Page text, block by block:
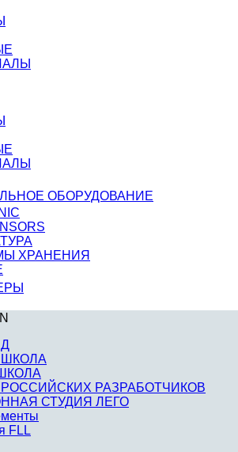
ОБОРУДОВАНИЕ
ХРАНЕНИЯ
РАЗРАБОТЧИКОВ
СТУДИЯ ЛЕГО
FLL